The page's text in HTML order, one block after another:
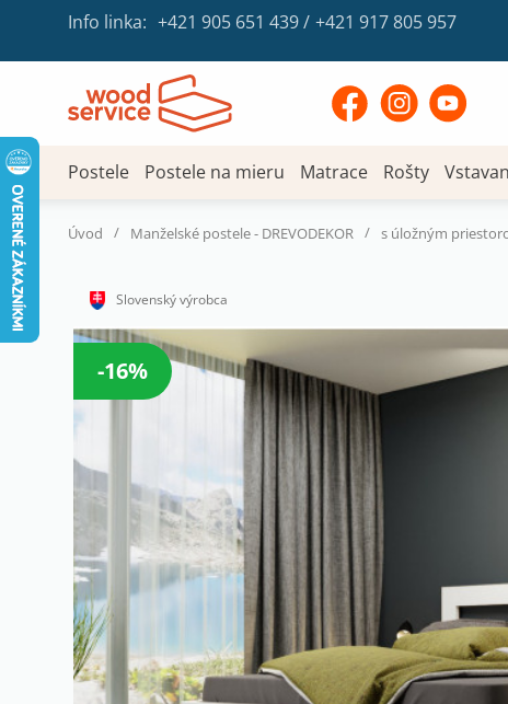
Info linka: +421 905 651 439/ +421 917 805 957
Postele Postele na mieru Matrace Rošty
Úvod / Manželské postele - DREVODEKOR / s úložným
Slovenský výrobca
-16%